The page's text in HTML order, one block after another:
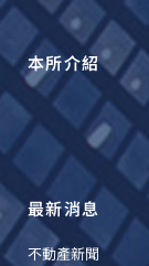
本所介紹
最新消息
不動產新聞